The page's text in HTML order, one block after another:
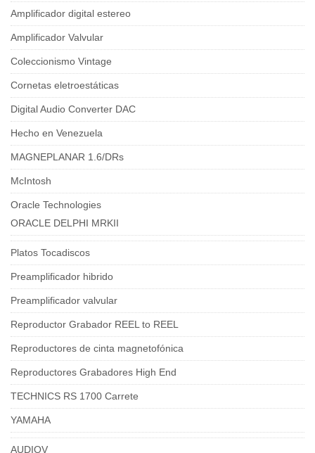
Amplificador digital estereo
Amplificador Valvular
Coleccionismo Vintage
Cornetas eletroestáticas
Digital Audio Converter DAC
Hecho en Venezuela
MAGNEPLANAR 1.6/DRs
McIntosh
Oracle Technologies
ORACLE DELPHI MRKII
Platos Tocadiscos
Preamplificador hibrido
Preamplificador valvular
Reproductor Grabador REEL to REEL
Reproductores de cinta magnetofónica
Reproductores Grabadores High End
TECHNICS RS 1700 Carrete
YAMAHA
AUDIOV